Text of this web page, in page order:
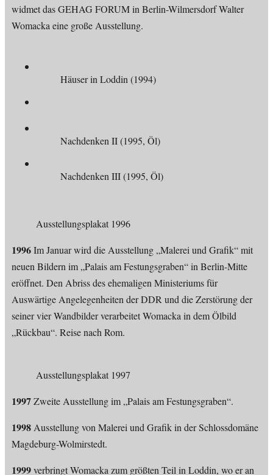
widmet das GEHAG FORUM in Berlin-Wilmersdorf Walter
Womacka eine große Ausstellung.
Häuser in Loddin (1994)
Nachdenken II (1995, Öl)
Nachdenken III (1995, Öl)
Ausstellungsplakat 1996
1996Im Januar wird die Ausstellung „Malerei und Grafik“ mit
neuen Bildern im „Palais am Festungsgraben“ in Berlin-Mitte
eröffnet. Den Abriss des ehemaligen Ministeriums für
Auswärtige Angelegenheiten der DDR und die Zerstörung der
seiner vier Wandbilder verarbeitet Womacka in dem Ölbild
„Rückbau“. Reise nach Rom.
Ausstellungsplakat 1997
1997Zweite Ausstellung im „Palais am Festungsgraben“.
1998Ausstellung von Malerei und Grafik in der Schlossdomäne
Magdeburg-Wolmirstedt.
1999verbringt Womacka zum größten Teil in Loddin, wo er an